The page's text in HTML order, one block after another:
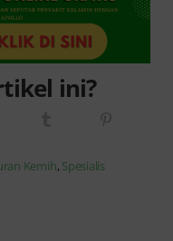
ini?
Kemih, Spesialis